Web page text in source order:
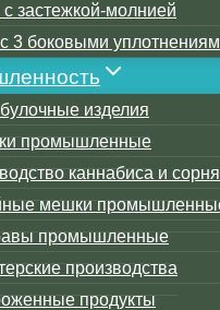
застежкой-молнией
3 боковыми
изделия
промышленные
каннабиса и
мешки
промышленные
производства
продукты